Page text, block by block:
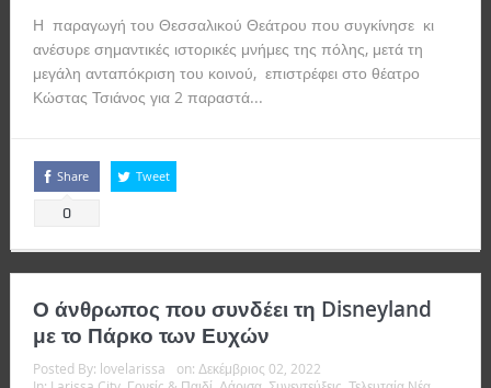
Η παραγωγή του Θεσσαλικού Θεάτρου που συγκίνησε κι
ανέσυρε σημαντικές ιστορικές μνήμες της πόλης, μετά τη
μεγάλη ανταπόκριση του κοινού, επιστρέφει στο θέατρο
Κώστας Τσιάνος για 2 παραστά...
Share
0
Tweet
Ο άνθρωπος που συνδέει τη Disneyland
με το Πάρκο των Ευχών
Posted By: lovelarissa on: Δεκέμβριος 02, 2022